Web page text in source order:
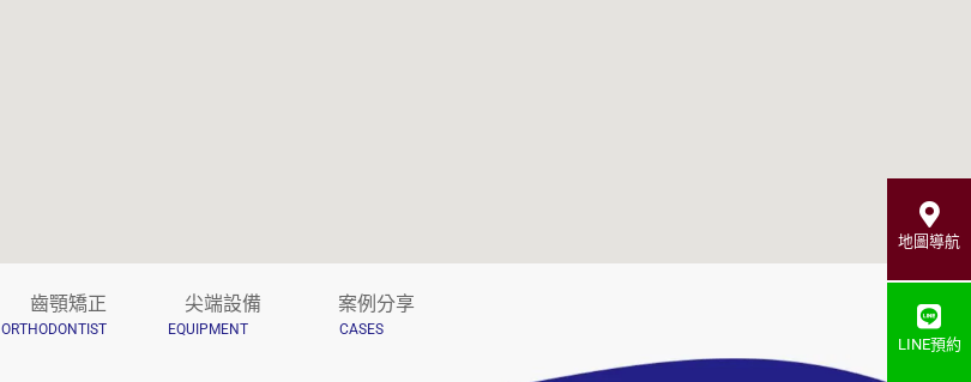
齒顎矯正
ORTHODONTIST
尖端設備
EQUIPMENT
案例分享
CASES
地圖導航
LINE預約